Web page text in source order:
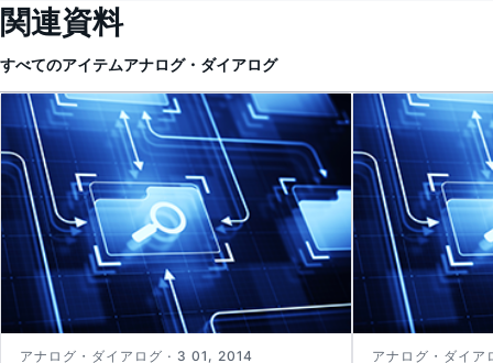
関連資料
すべてのアイテムアナログ・ダイアログ
アナログ・ダイアログ · 3 01, 2014 アナログ・ダイ